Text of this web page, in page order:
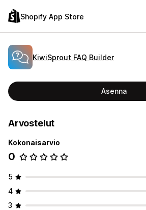
Shopify App Store
KiwiSprout FAQ Builder
Asenna
Arvostelut
Kokonaisarvio
0
5
4
3